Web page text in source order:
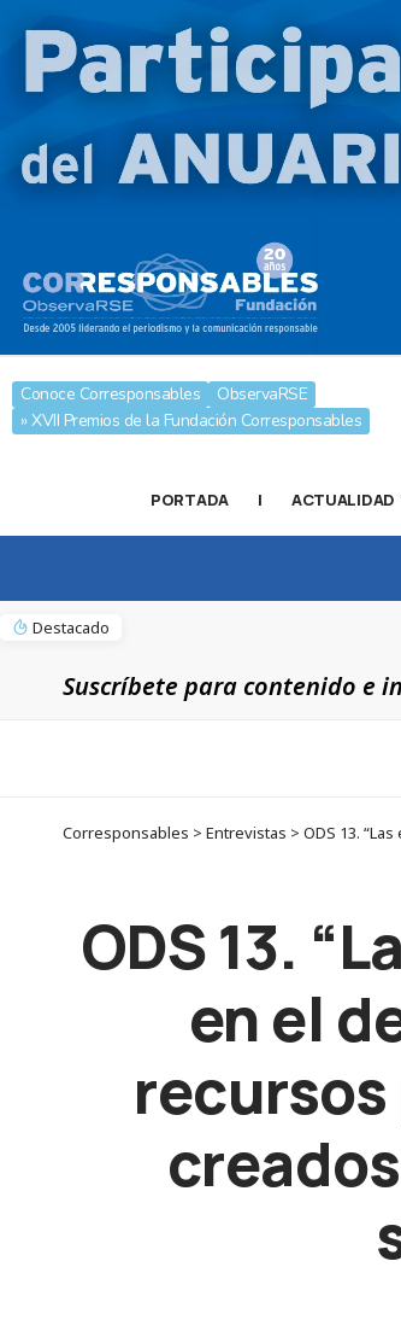
Conoce Corresponsables
ObservaRSE
» XVII Premios de la Fundación Corresponsables
PORTADA | ACTUALIDAD
Destacado
Suscríbete para contenido e
ODS 13.
en el